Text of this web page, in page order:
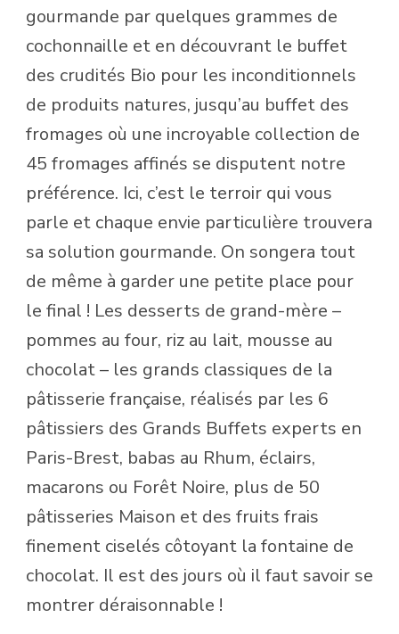
gourmande par quelques grammes de
cochonnaille et en découvrant le buffet
des crudités Bio pour les inconditionnels
de produits natures, jusqu’au buffet des
fromages où une incroyable collection de
45 fromages affinés se disputent notre
préférence. Ici, c’est le terroir qui vous
parle et chaque envie particulière trouvera
sa solution gourmande. On songera tout
de même à garder une petite place pour
le final ! Les desserts de grand-mère –
pommes au four, riz au lait, mousse au
chocolat – les grands classiques de la
pâtisserie française, réalisés par les 6
pâtissiers des Grands Buffets experts en
Paris-Brest, babas au Rhum, éclairs,
macarons ou Forêt Noire, plus de 50
pâtisseries Maison et des fruits frais
finement ciselés côtoyant la fontaine de
chocolat. Il est des jours où il faut savoir se
montrer déraisonnable !